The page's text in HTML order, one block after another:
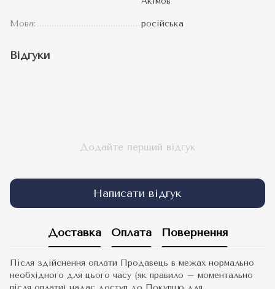
Мова: російська
Відгуки
Додайте перший відгук
Написати відгук
Доставка Оплата Повернення
Після здійснення оплати Продавець в межах нормально
необхідного для цього часу (як правило – моментально